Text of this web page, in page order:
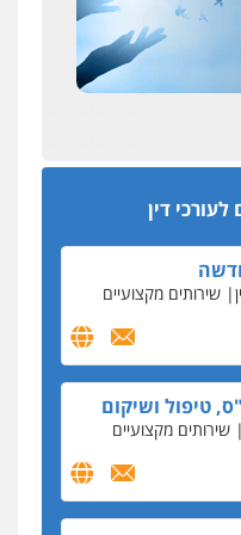
דין
אזכורים
מקצועיים לעורכי דין
שירותים מקצועיים
טיפול ושיקום
שירותים מקצועיים
עורכות ועורכי
האונס והמחירון
וסינדיקאט
הרב אריה חייק
טען לרקע נפשי
אחמד אלרג'וב